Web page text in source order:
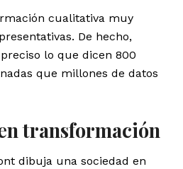
cualitativa muy
De hecho,
lo que dicen 800
que millones de datos
transformación
dibuja una sociedad en